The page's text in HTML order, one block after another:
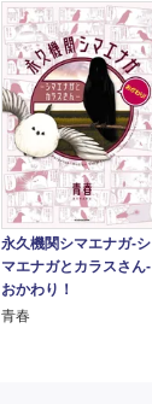
永久機関シマエナガ‐シ
マエナガとカラスさん‐
おかわり！
青春